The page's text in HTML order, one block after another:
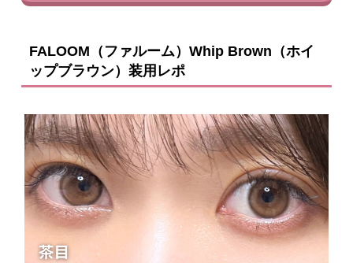
FALOOM（ファルーム）Whip Brown（ホイ
ップブラウン）装用レポ